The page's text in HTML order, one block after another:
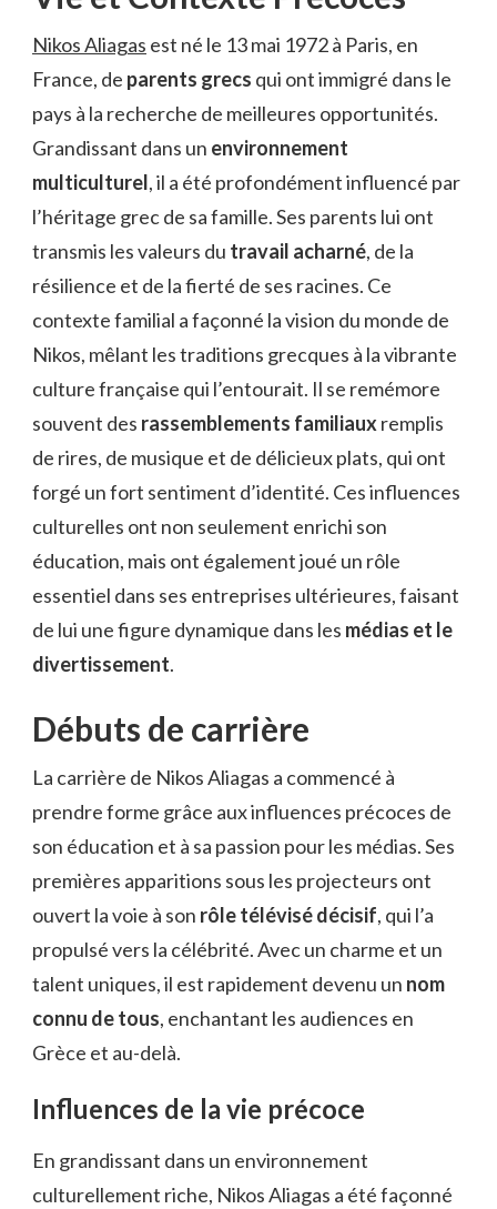
Nikos Aliagas est né le 13 mai 1972 à Paris, en
France, de parents grecs qui ont immigré dans le
pays à la recherche de meilleures opportunités.
Grandissant dans un environnement
multiculturel, il a été profondément influencé par
l’héritage grec de sa famille. Ses parents lui ont
transmis les valeurs du travail acharné, de la
résilience et de la fierté de ses racines. Ce
contexte familial a façonné la vision du monde de
Nikos, mêlant les traditions grecques à la vibrante
culture française qui l’entourait. Il se remémore
souvent des rassemblements familiaux remplis
de rires, de musique et de délicieux plats, qui ont
forgé un fort sentiment d’identité. Ces influences
culturelles ont non seulement enrichi son
éducation, mais ont également joué un rôle
essentiel dans ses entreprises ultérieures, faisant
de lui une figure dynamique dans les médias et le
divertissement.
Débuts de carrière
La carrière de Nikos Aliagas a commencé à
prendre forme grâce aux influences précoces de
son éducation et à sa passion pour les médias. Ses
premières apparitions sous les projecteurs ont
ouvert la voie à son rôle télévisé décisif, qui l’a
propulsé vers la célébrité. Avec un charme et un
talent uniques, il est rapidement devenu un nom
connu de tous, enchantant les audiences en
Grèce et au-delà.
Influences de la vie précoce
En grandissant dans un environnement
culturellement riche, Nikos Aliagas a été façonné